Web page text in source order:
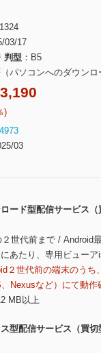
03/17
判型
B5
パソコンへのダウンロ
)
03
ード型配信サービス（
世代前まで / Android
あたり、専用ビューア
２世代前の端末のうち
Nexusなど）にて動作
MB以上
型配信サービス（買切